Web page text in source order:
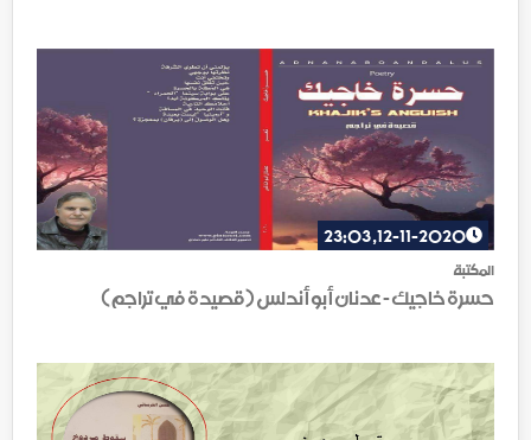
المكتبة
12-11-2020, 23:03
حسرة خاجيك - عدنان أبو أندلس (قصيدة في تراجم)